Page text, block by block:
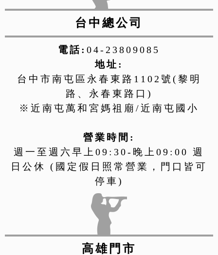
台中總公司
電話: 04-23809085
地址:
台中市南屯區永春東路1102號(黎明
路、永春東路口)
※近南屯萬和宮媽祖廟/近南屯國小
營業時間:
週一至週六早上09:30-晚上09:00 週
日公休 (國定假日照常營業，門口皆可
停車)
高雄門市